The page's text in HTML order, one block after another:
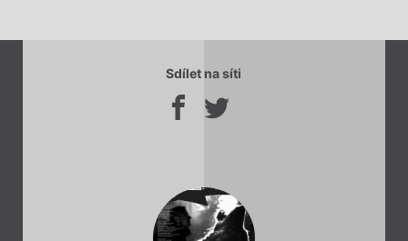
Sdílet na síti